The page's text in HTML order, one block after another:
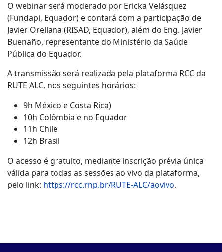
O webinar será moderado por Ericka Velásquez
(Fundapi, Equador) e contará com a participação de
Javier Orellana (RISAD, Equador), além do Eng. Javier
Buenaño, representante do Ministério da Saúde
Pública do Equador.
A transmissão será realizada pela plataforma RCC da
RUTE ALC, nos seguintes horários:
9h México e Costa Rica)
10h Colômbia e no Equador
11h Chile
12h Brasil
O acesso é gratuito, mediante inscrição prévia única
válida para todas as sessões ao vivo da plataforma,
pelo link: https://rcc.rnp.br/RUTE-ALC/aovivo.